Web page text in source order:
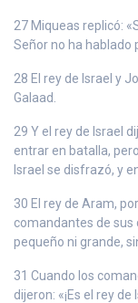
27 Miqueas replicó:
Señor no ha hablado
28 El rey de Israel y
Galaad.
29 Y el rey de Israel
entrar en batalla,
Israel se disfrazó, y
30 El rey de Aram,
comandantes de sus
pequeño ni grande,
31 Cuando los
dijeron: «¡Es el rey